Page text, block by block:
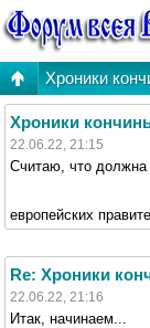
Хроники
Хроники
22.06.22, 21:15
Считаю, что должна
европейских
Re: Хроники
22.06.22, 21:16
Итак, начинаем...